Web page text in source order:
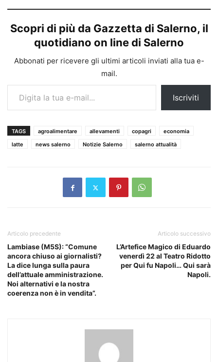
Scopri di più da Gazzetta di Salerno, il
quotidiano on line di Salerno
Abbonati per ricevere gli ultimi articoli inviati alla tua e-
mail.
Digita la tua e-mail...
Iscriviti
TAGS agroalimentare allevamenti copagri
economia
latte
news salerno Notizie Salerno salerno attualità
Articolo precedente
Lambiase (M5S): “Comune
ancora chiuso ai giornalisti?
La dice lunga sulla paura
dell’attuale amministrazione.
Noi alternativi e la nostra
coerenza non è in vendita”.
Articolo successivo
L’Artefice Magico di Eduardo
venerdì 22 al Teatro Ridotto
per Qui fu Napoli… Qui sarà
Napoli.